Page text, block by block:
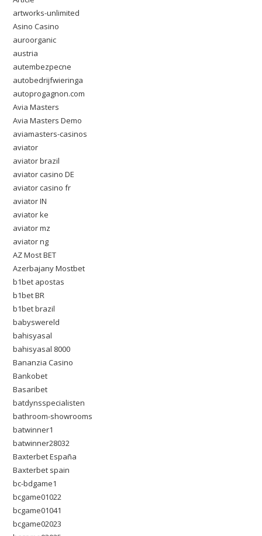
artworks-unlimited
Asino Casino
auroorganic
austria
autembezpecne
autobedrijfwieringa
autoprogagnon.com
Avia Masters
Avia Masters Demo
aviamasters-casinos
aviator
aviator brazil
aviator casino DE
aviator casino fr
aviator IN
aviator ke
aviator mz
aviator ng
AZ Most BET
Azerbajany Mostbet
b1bet apostas
b1bet BR
b1bet brazil
babyswereld
bahisyasal
bahisyasal 8000
Bananzia Casino
Bankobet
Basaribet
batdynsspecialisten
bathroom-showrooms
batwinner1
batwinner28032
Baxterbet España
Baxterbet spain
bc-bdgame1
bcgame01022
bcgame01041
bcgame02023